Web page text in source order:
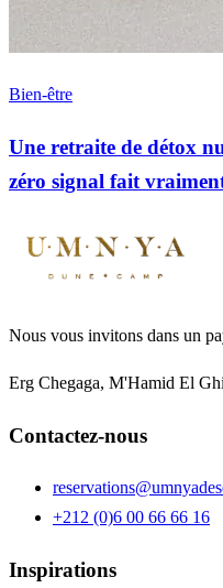
Bien-être
Une retraite de détox
zéro signal fait
Nous vous invitons dans un
Erg Chegaga, M'Hamid El
Contactez-nous
+212 (0)6 00 66 66 16
Inspirations